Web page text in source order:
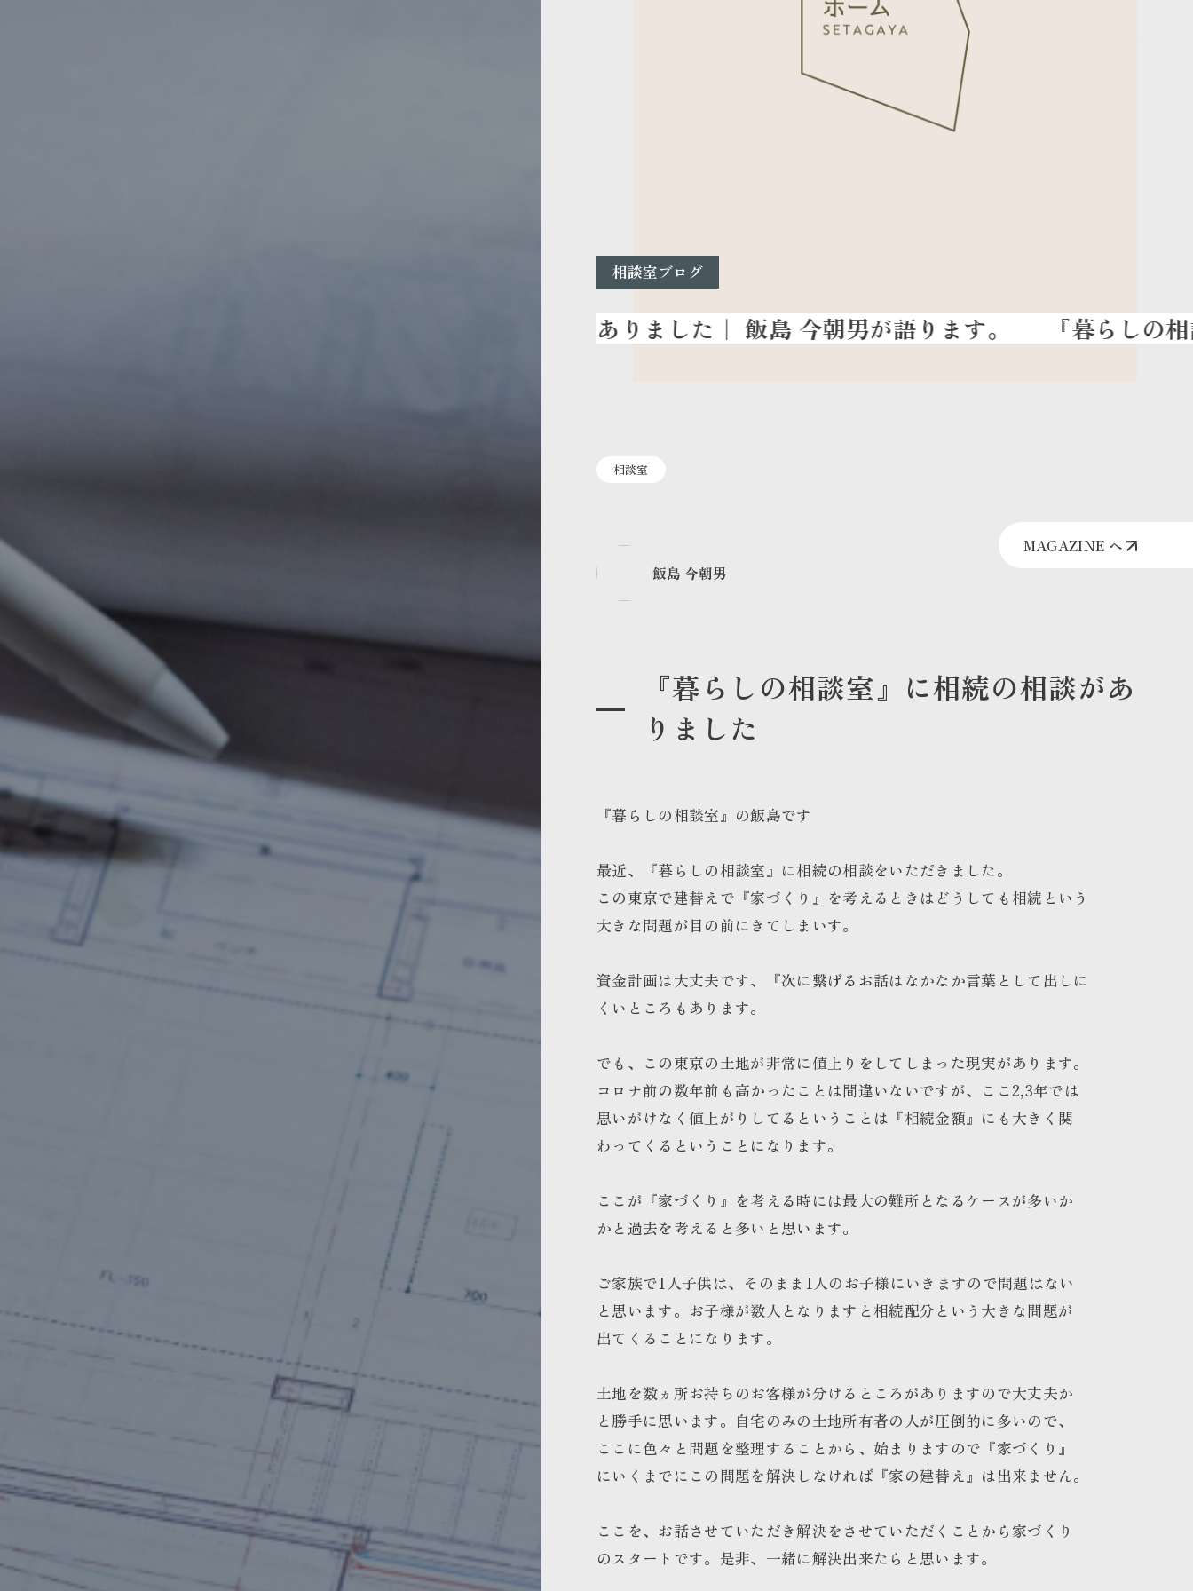
相談室ブログ
『暮らしの相談室』
相談室
MAGAZINE へ
飯島 今朝男
『暮らしの相談室』に相続の相談があ
りました
『暮らしの相談室』の飯島です
最近、『暮らしの相談室』に相続の相談をいただきました。
この東京で建替えで『家づくり』を考えるときはどうしても相続という
大きな問題が目の前にきてしまいす。
資金計画は大丈夫です、『次に繋げるお話はなかなか言葉として出しに
くいところもあります。
でも、この東京の土地が非常に値上りをしてしまった現実があります。
コロナ前の数年前も高かったことは間違いないですが、ここ2,3年では
思いがけなく値上がりしてるということは『相続金額』にも大きく関
わってくるということになります。
ここが『家づくり』を考える時には最大の難所となるケースが多いか
かと過去を考えると多いと思います。
ご家族で1人子供は、そのまま1人のお子様にいきますので問題はない
と思います。お子様が数人となりますと相続配分という大きな問題が
出てくることになります。
土地を数ヵ所お持ちのお客様が分けるところがありますので大丈夫か
と勝手に思います。自宅のみの土地所有者の人が圧倒的に多いので、
ここに色々と問題を整理することから、始まりますので『家づくり』
にいくまでにこの問題を解決しなければ『家の建替え』は出来ません。
ここを、お話させていただき解決をさせていただくことから家づくり
のスタートです。是非、一緒に解決出来たらと思います。